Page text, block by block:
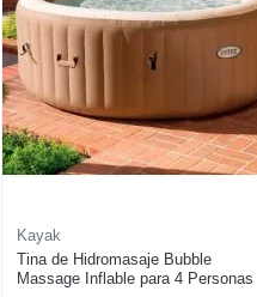
Kayak
Tina de Hidromasaje Bubble
Massage Inflable para 4 Personas